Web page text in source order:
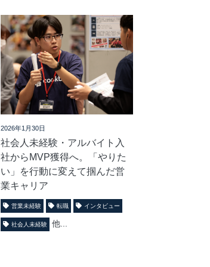
2026年1月30日
社会人未経験・アルバイト入
社からMVP獲得へ。「やりた
い」を行動に変えて掴んだ営
業キャリア
営業未経験 転職 インタビュー
社会人未経験 他...